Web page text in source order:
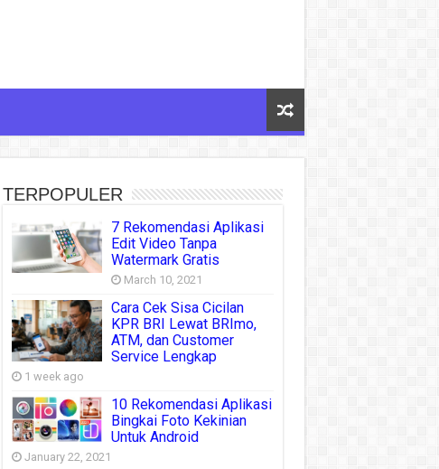
TERPOPULER
7 Rekomendasi Aplikasi
Edit Video Tanpa
Watermark Gratis
March 10, 2021
Cara Cek Sisa Cicilan
KPR BRI Lewat BRImo,
ATM, dan Customer
Service Lengkap
1 week ago
10 Rekomendasi Aplikasi
Bingkai Foto Kekinian
Untuk Android
January 22, 2021